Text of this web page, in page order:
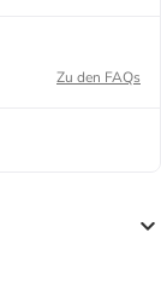
Zu den FAQs